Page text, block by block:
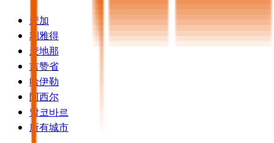
麦加
利雅得
麦地那
吉赞省
哈伊勒
阿西尔
알코바르
所有城市